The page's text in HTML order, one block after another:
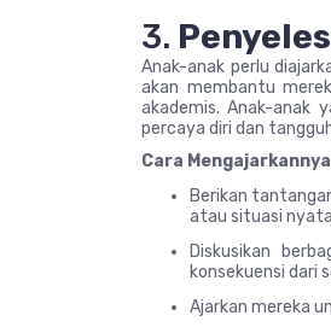
3.
Anak-anak perlu
akan membantu
akademis. Anak-anak
percaya diri dan
Cara
Berikan
atau situasi
Diskusikan
konsekuensi dari
Ajarkan mereka